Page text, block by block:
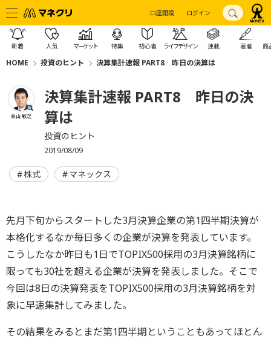
口座開設 ログイン
新着 人気 マーケット 特集 初心者 ライフデザイン 連載 著者 商
HOME 投資のヒント 決算集計速報 PART8 昨日の決算は
金山 敏之
決算集計速報 PART8 昨日の決
算は
投資のヒント
2019/08/09
株式 マネックス
先月下旬からスタートした3月決算企業の第1四半期決算が
本格化するなか毎日多くの企業が決算を発表しています。
こうしたなか昨日も1日でTOPIX500採用の3月決算銘柄に
限っても30社を超える企業が決算を発表しました。そこで
今回は8日の決算発表をTOPIX500採用の3月決算銘柄を対
象に早速集計してみました。
その結果をみるとまだ第1四半期ということもあってほとん